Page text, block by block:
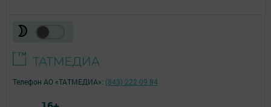
Телефон АО «ТАТМЕДИА»: (843) 222 09 84